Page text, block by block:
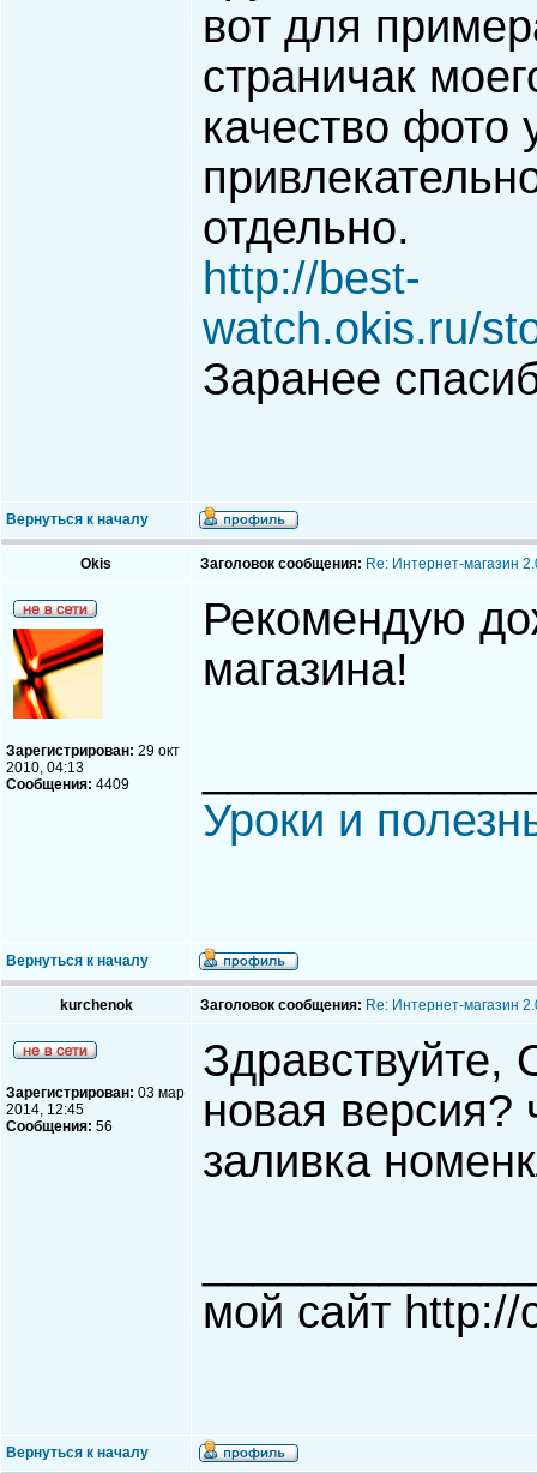
вот для
страничак
качество фото
отдельно.
http://best-
watch.okis.ru/
Заранее
Вернуться к началу
Okis Заголовок сообщения: Re: Интернет-магазин
Зарегистрирован: 29 окт
2010, 04:13
Сообщения: 4409
Рекомендую
магазина!
Уроки и
Вернуться к началу
kurchenok Заголовок сообщения: Re: Интернет-магазин
Зарегистрирован: 03 мар
2014, 12:45
Сообщения: 56
Здравствуйте,
новая версия?
заливка
мой сайт
Вернуться к началу